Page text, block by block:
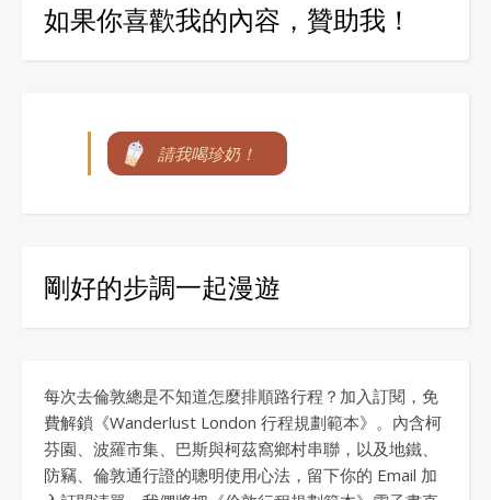
如果你喜歡我的內容，贊助我！
請我喝珍奶！
剛好的步調一起漫遊
每次去倫敦總是不知道怎麼排順路行程？加入訂閱，免
費解鎖《Wanderlust London 行程規劃範本》。內含柯
芬園、波羅市集、巴斯與柯茲窩鄉村串聯，以及地鐵、
防竊、倫敦通行證的聰明使用心法，留下你的 Email 加